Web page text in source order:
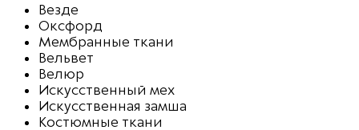
Везде
Оксфорд
Мембранные ткани
Вельвет
Велюр
Искусственный мех
Искусственная замша
Костюмные ткани